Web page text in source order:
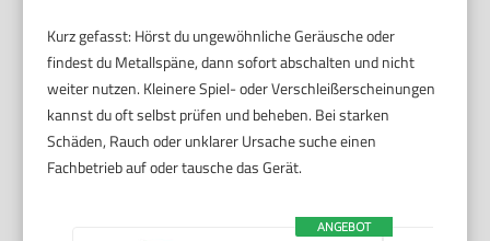
Kurz gefasst: Hörst du ungewöhnliche Geräusche oder
findest du Metallspäne, dann sofort abschalten und nicht
weiter nutzen. Kleinere Spiel- oder Verschleißerscheinungen
kannst du oft selbst prüfen und beheben. Bei starken
Schäden, Rauch oder unklarer Ursache suche einen
Fachbetrieb auf oder tausche das Gerät.
ANGEBOT